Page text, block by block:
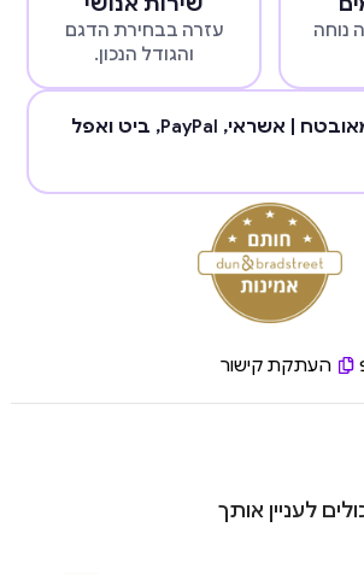
נוחה
עזרה בבחירת הדגם
והגודל הנכון.
| אשראי, PayPal, ביט ואפל
העתקת קישור
לעניין אותך